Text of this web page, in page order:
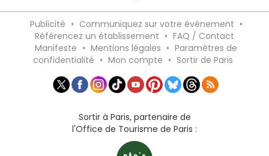
Publicité • Communiquez sur votre événement •
Référencez un établissement • FAQ / Contact
Manifeste • Mentions légales • Paramètres de
confidentialité • Mon compte • Sortir de Paris
Sortir à Paris, partenaire de
l'Office de Tourisme de Paris :